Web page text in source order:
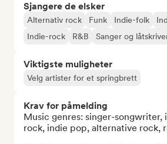
Sjangere de elsker
Alternativ rock Funk Indie-folk
Indie-rock
R&B Sanger og
Viktigste muligheter
Velg artister for et springbrett
Krav for påmelding
Music genres: singer-songwriter,
rock, indie pop, alternative rock,